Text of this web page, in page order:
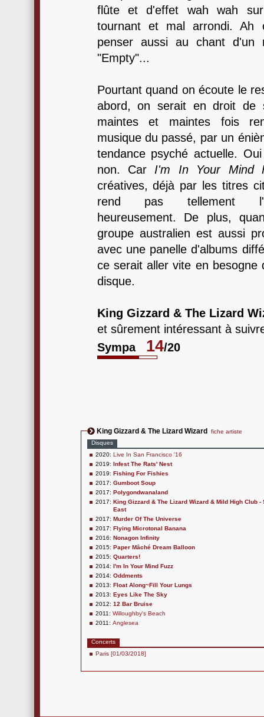
flûte et d'effet wah wah
tournant et mal arrondi.
penser aussi au chant d'un
"Empty"...
Pourtant quand on écoute le
abord, on serait en droit de
maintes et maintes fois
musique du passé, par un
tendance psyché actuelle.
non. Car I'm In Your Mind
créatives, déjà par les titres
rend pas tellement
heureusement. De plus,
groupe australien est aussi
avec une panelle d'albums
ce serait aller vite en besogne
disque.
King Gizzard & The Lizard
et sûrement intéressant à
Sympa
14/20
King Gizzard & The Lizard Wizard
fiche artiste
Disques
2020: Live In San Francisco '16
2019: Infest The Rats' Nest
2019: Fishing For Fishies
2017: Gumboot Soup
2017: Polygondwanaland
2017: King Gizzard & The Lizard Wizard & Mild High Club
East
2017: Murder Of The Universe
2017: Flying Microtonal Banana
2016: Nonagon Infinity
2015: Paper Mâché Dream Balloon
2015: Quarters!
2014: I'm In Your Mind Fuzz
2014: Oddments
2013: Float Along~Fill Your Lungs
2013: Eyes Like The Sky
2012: 12 Bar Bruise
2011: Willoughby's Beach
2011: Anglesea
Concerts
Paris [01/03/2018]